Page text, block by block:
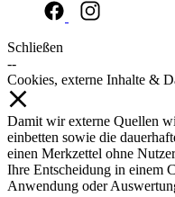
Schließen
--
Cookies, externe Inhalte &
Damit wir externe Quellen
einbetten sowie die
einen Merkzettel ohne
Ihre Entscheidung in einem
Anwendung oder